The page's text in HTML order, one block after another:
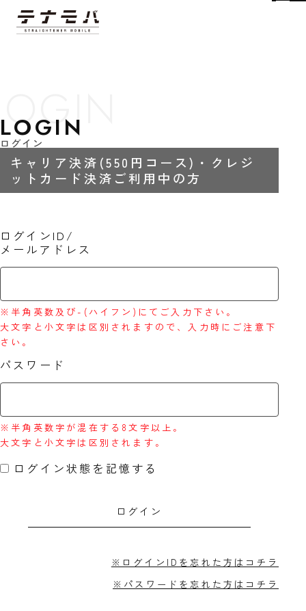
LOGIN
ログイン
キャリア決済(550円コース)・クレジ
ットカード決済ご利用中の方
ログインID/
メールアドレス
※半角英数及び-(ハイフン)にてご入力下さい。
大文字と小文字は区別されますので、入力時にご注意下
さい。
パスワード
※半角英数字が混在する8文字以上。
大文字と小文字は区別されます。
ログイン状態を記憶する
※ログインIDを忘れた方はコチラ
※パスワードを忘れた方はコチラ